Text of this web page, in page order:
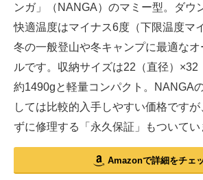
ンガ」（NANGA）のマミー型。ダウ
快適温度はマイナス6度（下限温度マ
冬の一般登山や冬キャンプに最適な
ルです。収納サイズは22（直径）×32
約1490gと軽量コンパクト。NANGA
しては比較的入手しやすい価格です
ずに修理する「永久保証」もついてい
Amazonで詳細をチェ